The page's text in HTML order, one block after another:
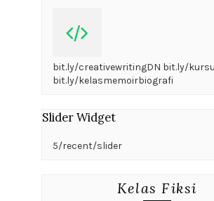
bit.ly/creativewritingDN bit.ly/
bit.ly/kelasmemoirbiografi
Slider Widget
5/recent/slider
Kelas Fiksi